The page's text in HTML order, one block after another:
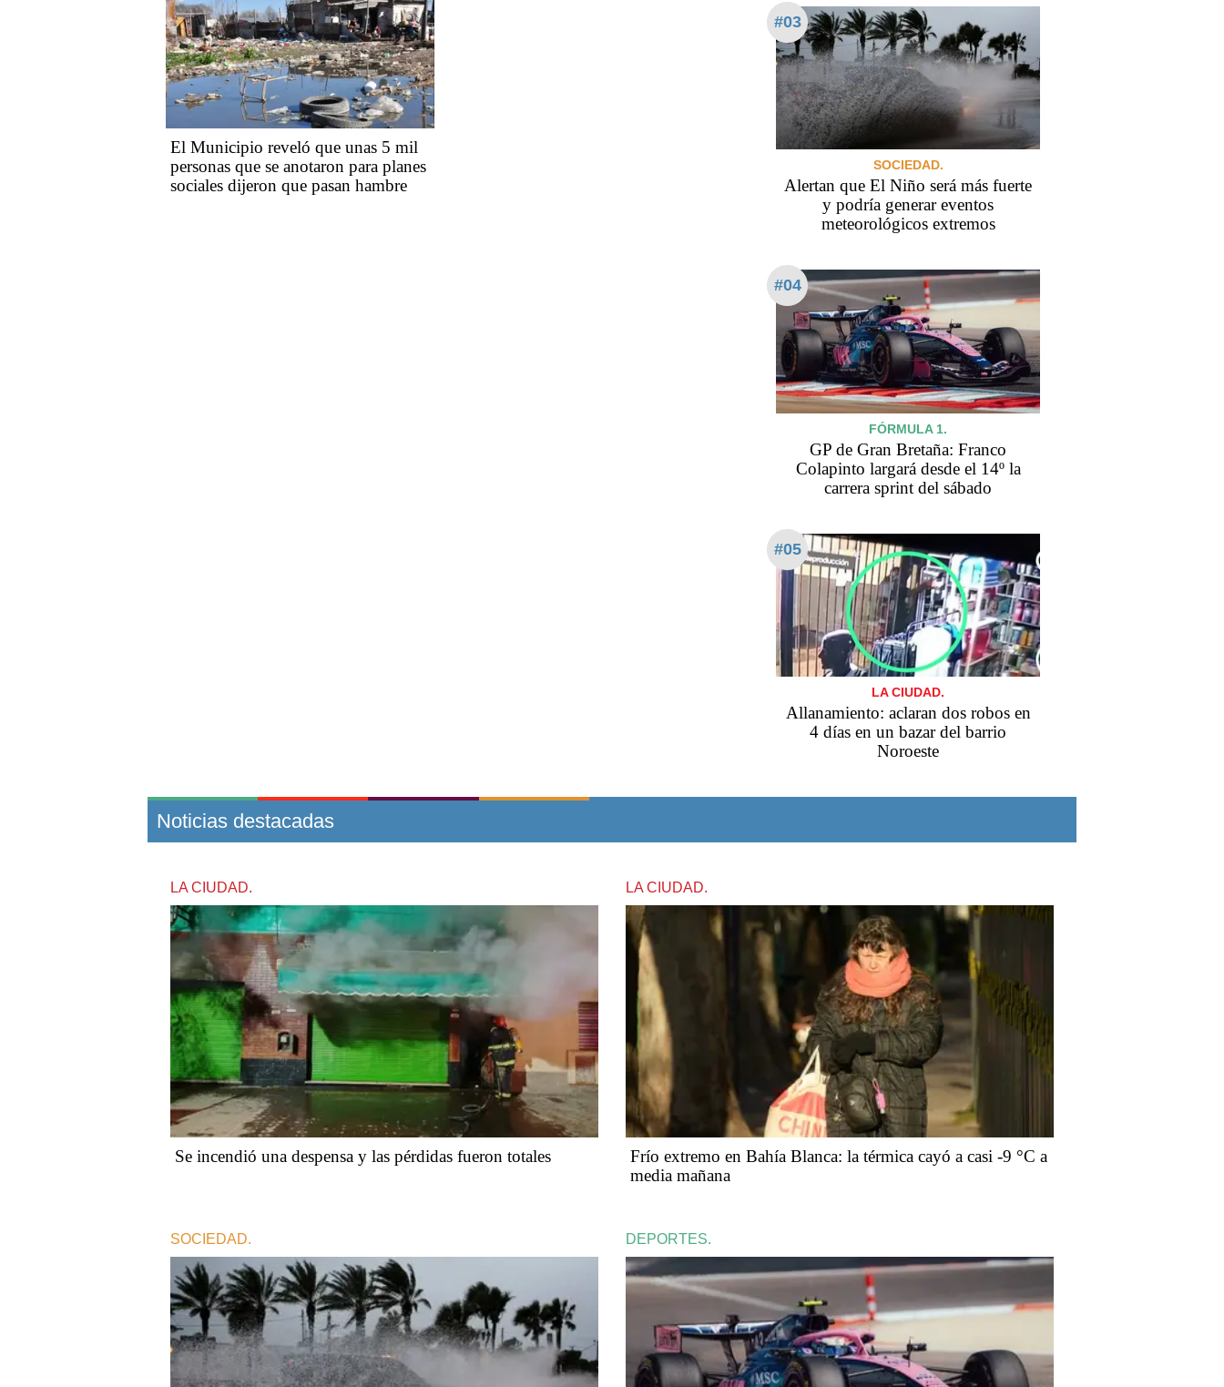
El Municipio reveló que unas 5 mil
personas que se anotaron para planes
sociales dijeron que pasan hambre
#03
SOCIEDAD.
Alertan que El Niño será más fuerte
y podría generar eventos
meteorológicos extremos
#04
FÓRMULA 1.
GP de Gran Bretaña: Franco
Colapinto largará desde el 14º la
carrera sprint del sábado
#05
LA CIUDAD.
Allanamiento: aclaran dos robos en
4 días en un bazar del barrio
Noroeste
Noticias destacadas
LA CIUDAD.
Se incendió una despensa y las pérdidas fueron totales
LA CIUDAD.
Frío extremo en Bahía Blanca: la térmica cayó a casi -9 °C a
media mañana
SOCIEDAD. DEPORTES.